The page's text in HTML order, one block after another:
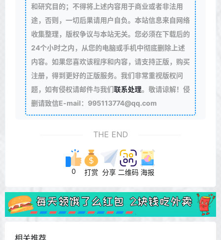
和研究目的；不得将上述内容用于商业或者非法用
途，否则，一切后果请用户自负。本站信息来自网络
收集整理，版权争议与本站无关。您必须在下载后的
24个小时之内，从您的电脑或手机中彻底删除上述
内容。如果您喜欢该程序和内容，请支持正版，购买
注册，得到更好的正版服务。我们非常重视版权问
题，如有侵权请邮件与我们联系处理。敬请谅解！侵
删请致信E-mail：995113774@qq.com
THE END
0 打赏 分享 二维码 海报